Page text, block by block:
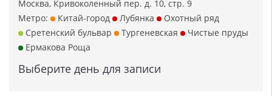
Москва, Кривоколенный пер. д. 10, стр. 9
Метро:
Китай-город Лубянка
Охотный ряд
Сретенский бульвар
Тургеневская
Чистые пруды
Ермакова Роща
Выберите день для записи